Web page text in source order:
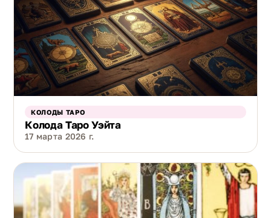
КОЛОДЫ ТАРО
Колода Таро Уэйта
17 марта 2026 г.